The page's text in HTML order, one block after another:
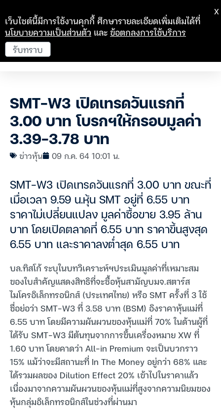
SMT-W3 เปิดเทรดวันแรกที่
3.00 บาท โบรกฯให้กรอบมูลค่า
3.39-3.78 บาท
ข่าวหุ้น 09 ก.ค. 64 10:01 น.
SMT-W3 เปิดเทรดวันแรกที่ 3.00 บาท ขณะที่
เมื่อเวลา 9.59 น.หุ้น SMT อยู่ที่ 6.55 บาท
ราคาไม่เปลี่ยนแปลง มูลค่าซื้อขาย 3.95 ล้าน
บาท โดยเปิดตลาดที่ 6.55 บาท ราคาขึ้นสูงสุด
6.55 บาท และราคาลงต่ำสุด 6.55 บาท
บล.ทิสโก้ ระบุในบทวิเคราะห์ฯประเมินมูลค่าที่เหมาะสม
ของใบสำคัญแสดงสิทธิที่จะซื้อหุ้นสามัญบมจ.สตาร์ส
ไมโครอิเล็กทรอนิกส์ (ประเทศไทย) หรือ SMT ครั้งที่ 3 ใช้
ชื่อย่อว่า SMT-W3 ที่ 3.58 บาท (BSM) อิงราคาหุ้นแม่ที่
6.55 บาท โดยมีความผันผวนของหุ้นแม่ที่ 70% ในด้านผู้ที่
ได้รับ SMT-W3 มีต้นทุนจากการขึ้นเครื่องหมาย XW ที่
1.60 บาท โดยคาดว่า All-in Premium จะเป็นบวกราว
15% แม้ว่าจะมีสถานะที่ In The Money อยู่กว่า 68% และ
ได้รวมผลของ Dilution Effect 20% เข้าไปในราคาแล้ว
เนื่องมาจากความผันผวนของหุ้นแม่ที่สูงจากความนิยมของ
หุ้นกลุ่มอิเล็กทรอนิกส์ในช่วงที่ผ่านมา
เว็บไซต์นี้มีการใช้งานคุกกี้ ศึกษารายละเอียดเพิ่มเติมได้ที่
นโยบายความเป็นส่วนตัว และข้อตกลงการใช้บริการ
รับทราบ
X